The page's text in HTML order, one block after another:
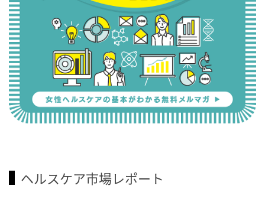
ヘルスケア市場レポート